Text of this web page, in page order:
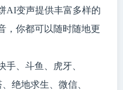
AI变声提供丰富多样的
，你都可以随时随地更
手、斗鱼、虎牙、
绝地求生、微信、